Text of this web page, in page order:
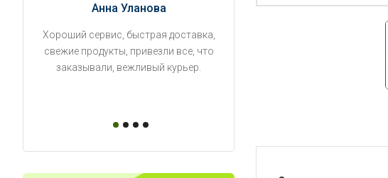
Анна Уланова
Хороший сервис, быстрая доставка,
свежие продукты, привезли все, что
заказывали, вежливый курьер.
Александр П.